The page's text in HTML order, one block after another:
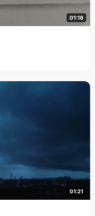
01:16
01:21